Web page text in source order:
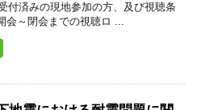
付済みの現地参加の方、及び視聴条
会～閉会までの視聴ロ ...